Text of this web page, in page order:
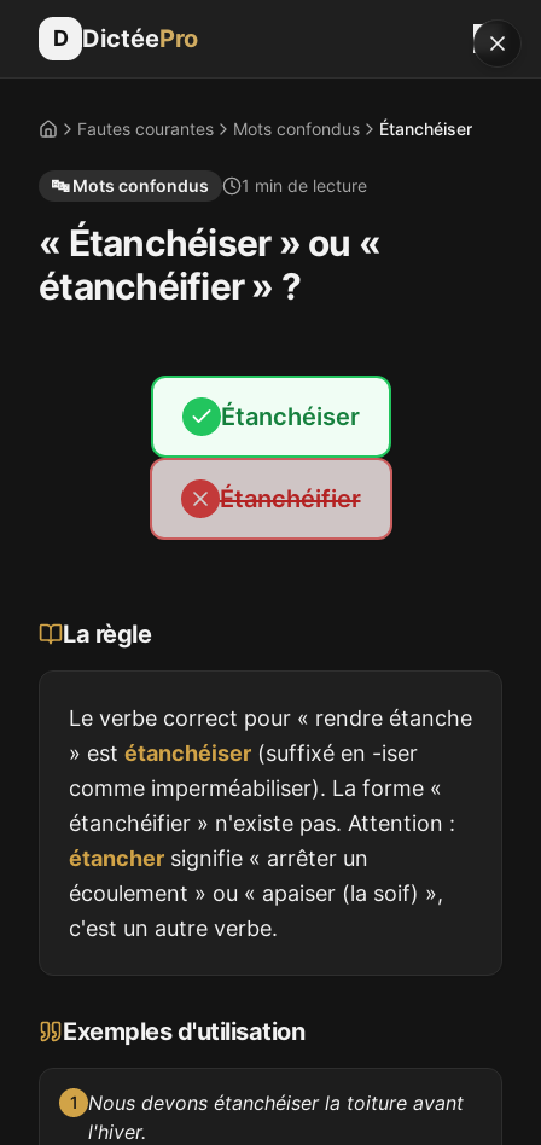
D DictéePro
AccueilFautes courantes Mots confondus Étanchéiser
🔤 Mots confondus 1 min de lecture
« Étanchéiser » ou «
étanchéifier » ?
Étanchéiser
Étanchéifier
La règle
Le verbe correct pour « rendre étanche
» est étanchéiser (suffixé en -iser
comme imperméabiliser). La forme «
étanchéifier » n'existe pas. Attention :
étancher signifie « arrêter un
écoulement » ou « apaiser (la soif) »,
c'est un autre verbe.
Exemples d'utilisation
1 Nous devons étanchéiser la toiture avant
l'hiver.